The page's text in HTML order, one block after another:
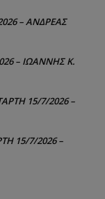
– ΑΝΔΡΕΑΣ
– ΙΩΑΝΝΗΣ Κ.
15/7/2026 –
15/7/2026 –